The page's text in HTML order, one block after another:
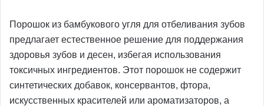
Порошок из бамбукового угля для отбеливания зубов
предлагает естественное решение для поддержания
здоровья зубов и десен, избегая использования
токсичных ингредиентов. Этот порошок не содержит
синтетических добавок, консервантов, фтора,
искусственных красителей или ароматизаторов, а